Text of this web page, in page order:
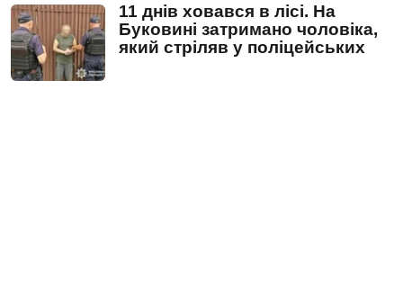
11 днів ховався в лісі. На
Буковині затримано чоловіка,
який стріляв у поліцейських